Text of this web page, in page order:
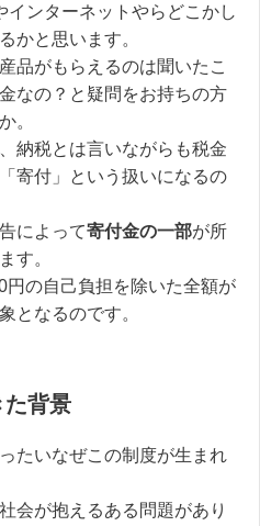
ンターネットやらどこかし
かと思います。
品がもらえるのは聞いたこ
なの？と疑問をお持ちの方
。
納税とは言いながらも税金
寄付」という扱いになるの
によって寄付金の一部が所
す。
円の自己負担を除いた全額が
となるのです。
た背景
たいなぜこの制度が生まれ
会が抱えるある問題があり